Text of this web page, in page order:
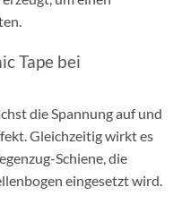
Tape bei
die Spannung auf und
Gleichzeitig wirkt es
Schiene, die
eingesetzt wird.